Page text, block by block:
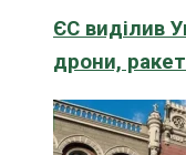
ЄС виділив
дрони,